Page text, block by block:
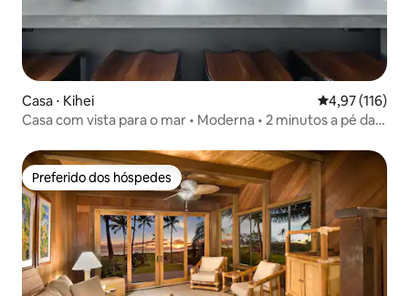
Casa ⋅ Kihei 4,97 de uma
4,97 (116)
Casa com vista para o mar • Moderna • 2 minutos a pé da
Preferido dos hóspedes
Preferido dos hóspedes